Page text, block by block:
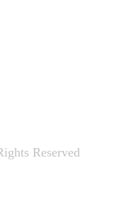
Reserved